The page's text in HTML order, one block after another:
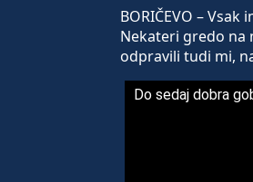
BORIČEVO –
Nekateri gredo na
odpravili tudi mi,
Do sedaj dobra